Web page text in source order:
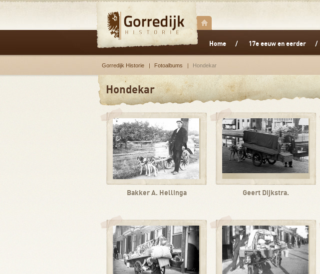
Home 17e eeuw en eerder
Gorredijk Historie Fotoalbums Hondekar
Hondekar
Bakker A. Hellinga Geert Dijkstra.